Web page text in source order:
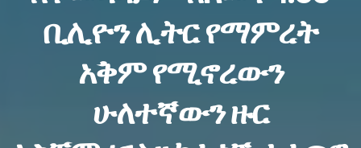
ቢሊዮን ሊትር የማምረት
አቅም የሚኖረውን
ሁለተኛውን ዙር